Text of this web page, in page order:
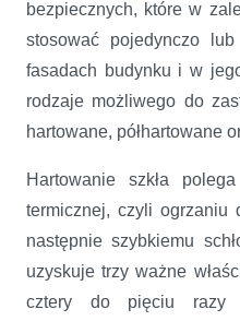
bezpiecznych, które w
stosować pojedynczo
fasadach budynku i w
rodzaje możliwego do
hartowane, półhartowane
Hartowanie szkła
termicznej, czyli ogrzaniu
następnie szybkiemu
uzyskuje trzy ważne
cztery do pięciu razy